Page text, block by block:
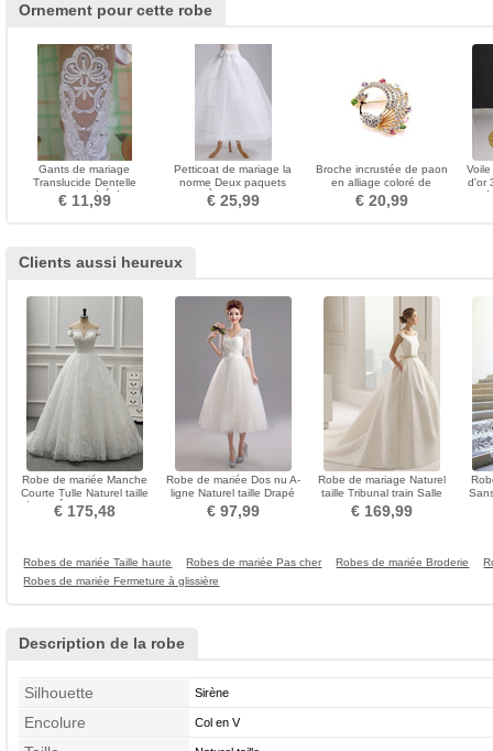
Ornement pour cette robe
Gants de mariage
Translucide Dentelle
Longue Pailleté Été Sexy
€ 11,99
Petticoat de mariage la
norme Deux paquets
Longue À la mode Taffetas
en polyester
€ 25,99
Broche incrustée de paon
en alliage coloré de
diamant
€ 20,99
d'or
Clients aussi heureux
Robe de mariée Manche
Courte Tulle Naturel taille
Elégant Épaule envelopper
€ 175,48
Robe de mariée Dos nu A-
ligne Naturel taille Drapé
Manquant gossamer
€ 97,99
Robe de mariage Naturel
taille Tribunal train Salle
Manquant
€ 169,99
Robes de mariée Taille haute Robes de mariée Pas cher Robes de mariée Broderie
Robes de mariée Fermeture à glissière
Description de la robe
Silhouette Sirène
Encolure Col en V